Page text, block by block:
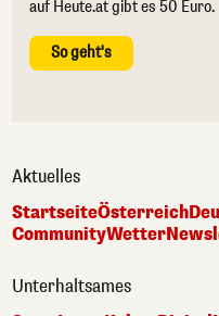
auf Heute.at gibt es 50 Euro.
So geht's
Aktuelles
StartseiteÖsterreich
CommunityWetter
Unterhaltsames